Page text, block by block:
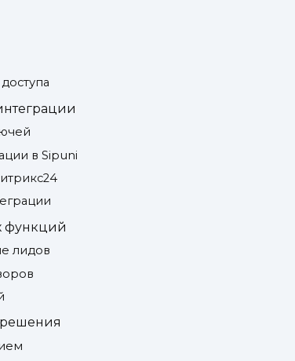
в Sipuni
функций
лидов